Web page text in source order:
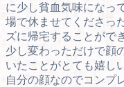
に少し貧血気味になっ
場で休ませてくださっ
ズに帰宅することがで
少し変わっただけで顔
いたことがとても嬉し
自分の顔なのでコンプ